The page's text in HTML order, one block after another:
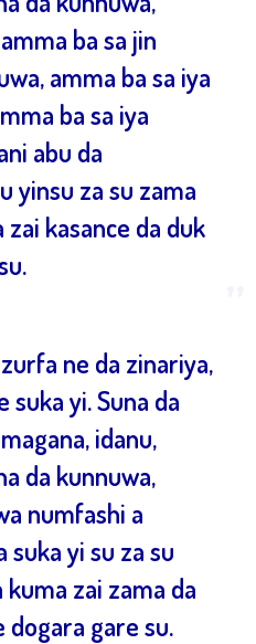
ba sa jin
amma ba sa iya
ba sa iya
abu da
yinsu za su zama
kasance da duk
ne da zinariya,
suka yi. Suna da
idanu,
da kunnuwa,
numfashi a
suka yi su za su
zai zama da
dogara gare su.